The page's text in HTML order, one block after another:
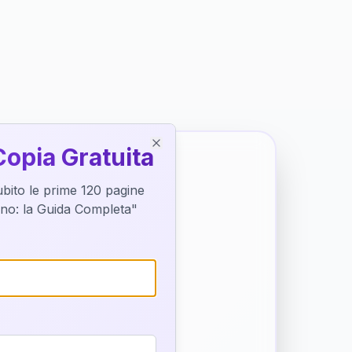
di
Gratuita
le prime 120 pagine
la Guida Completa"